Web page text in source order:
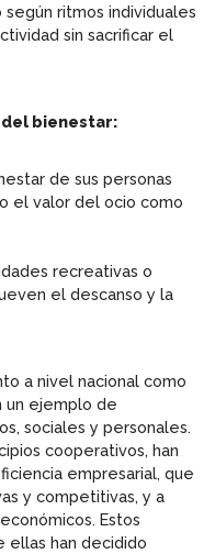
ritmos individuales
sin sacrificar el
bienestar:
de sus personas
el valor del ocio como
recreativas o
el descanso y la
a nivel nacional como
un ejemplo de
sociales y personales.
cooperativos, han
empresarial, que
y competitivas, y a
Estos
ellas han decidido